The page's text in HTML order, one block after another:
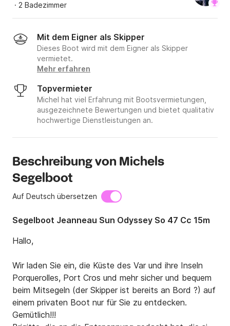
· 2 Badezimmer
Mit dem Eigner als Skipper
Dieses Boot wird mit dem Eigner als Skipper
vermietet.
Mehr erfahren
Topvermieter
Michel hat viel Erfahrung mit Bootsvermietungen,
ausgezeichnete Bewertungen und bietet qualitativ
hochwertige Dienstleistungen an.
Beschreibung von Michels
Segelboot
Auf Deutsch übersetzen
Segelboot Jeanneau Sun Odyssey So 47 Cc 15m
Hallo,
Wir laden Sie ein, die Küste des Var und ihre Inseln
Porquerolles, Port Cros und mehr sicher und bequem
beim Mitsegeln (der Skipper ist bereits an Bord ?) auf
einem privaten Boot nur für Sie zu entdecken.
Gemütlich!!!